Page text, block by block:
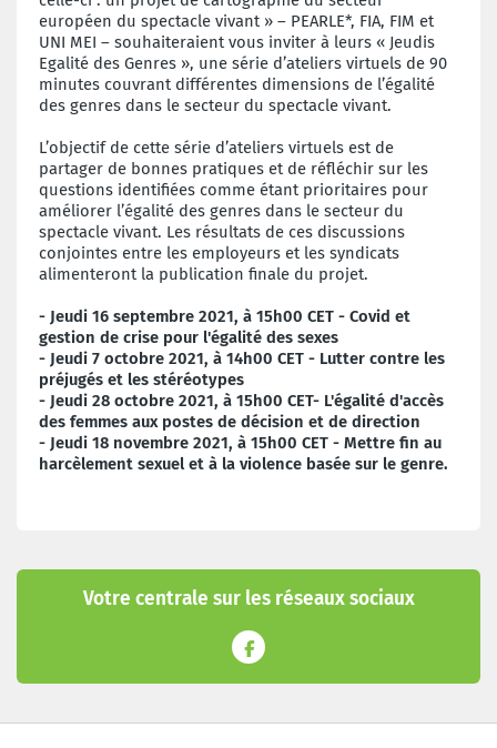
européen du spectacle vivant » – PEARLE*, FIA, FIM et
UNI MEI – souhaiteraient vous inviter à leurs « Jeudis
Egalité des Genres », une série d’ateliers virtuels de 90
minutes couvrant différentes dimensions de l’égalité
des genres dans le secteur du spectacle vivant.
L’objectif de cette série d’ateliers virtuels est de
partager de bonnes pratiques et de réfléchir sur les
questions identifiées comme étant prioritaires pour
améliorer l’égalité des genres dans le secteur du
spectacle vivant. Les résultats de ces discussions
conjointes entre les employeurs et les syndicats
alimenteront la publication finale du projet.
- Jeudi 16 septembre 2021, à 15h00 CET - Covid et
gestion de crise pour l'égalité des sexes
- Jeudi 7 octobre 2021, à 14h00 CET - Lutter contre les
préjugés et les stéréotypes
- Jeudi 28 octobre 2021, à 15h00 CET- L'égalité d'accès
des femmes aux postes de décision et de direction
- Jeudi 18 novembre 2021, à 15h00 CET - Mettre fin au
harcèlement sexuel et à la violence basée sur le genre.
Votre centrale sur les réseaux sociaux